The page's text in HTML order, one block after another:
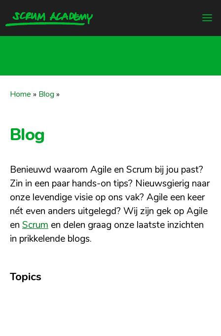
Home » Blog »
Blog
Benieuwd waarom Agile en Scrum bij jou past?
Zin in een paar hands-on tips? Nieuwsgierig naar
onze levendige visie op ons vak? Agile een keer
nét even anders uitgelegd? Wij zijn gek op Agile
en Scrum en delen graag onze laatste inzichten
in prikkelende blogs.
Topics